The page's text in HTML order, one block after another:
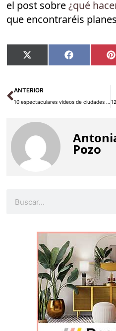
el post sobre¿qué
que encontraréis
Compartir
en
X
(Twitter)
Compartir
en
Facebook
Ant
ANTERIOR
10 espectaculares vídeos de ciudades en Timelapse
Pozo